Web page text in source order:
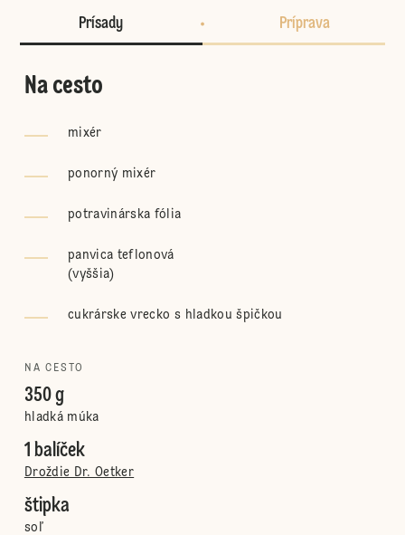
Prísady Príprava
Na cesto
mixér
ponorný mixér
potravinárska fólia
panvica teflonová
(vyššia)
cukrárske vrecko s hladkou špičkou
NA CESTO
350 g
hladká múka
1 balíček
Droždie Dr. Oetker
štipka
soľ